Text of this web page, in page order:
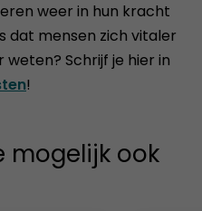
weer in hun kracht
dat mensen zich vitaler
Schrijf je hier in
!
mogelijk ook